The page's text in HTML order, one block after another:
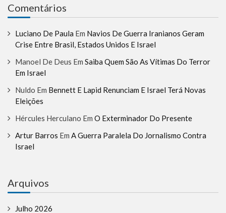
Comentários
Luciano De Paula Em Navios De Guerra Iranianos Geram
Crise Entre Brasil, Estados Unidos E Israel
Manoel De Deus Em Saiba Quem São As Vítimas Do Terror
Em Israel
Nuldo Em Bennett E Lapid Renunciam E Israel Terá Novas
Eleições
Hércules Herculano Em O Exterminador Do Presente
Artur Barros Em A Guerra Paralela Do Jornalismo Contra
Israel
Arquivos
Julho 2026